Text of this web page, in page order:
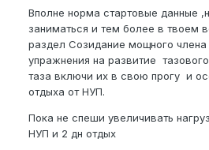
Вполне норма стартовые данные
заниматься и тем более в твоем
раздел Созидание мощного члена
упражнения на развитие
таза включи их в свою прогу и
отдыха от НУП.
Пока не спеши увеличивать
НУП и 2 дн отдых